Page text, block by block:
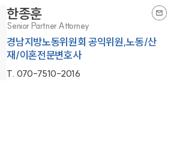
한종훈
Senior Partner Attorney
경남지방노동위원회 공익위원,노동/산
재/이혼전문변호사
T. 070-7510-2016